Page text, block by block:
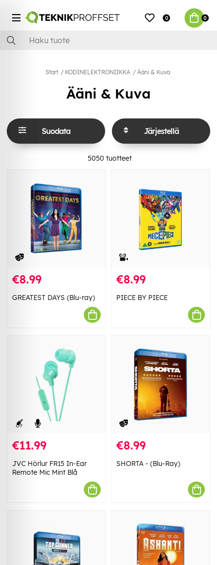
0 0
Start KODINELEKTRONIIKKA Ääni & Kuva
Ääni & Kuva
Suodata Järjestellä
5050 tuotteet
€8.99
GREATEST DAYS (Blu-ray)
€8.99
PIECE BY PIECE
€11.99
JVC Hörlur FR15 In-Ear
Remote Mic Mint Blå
€8.99
SHORTA - (Blu-Ray)